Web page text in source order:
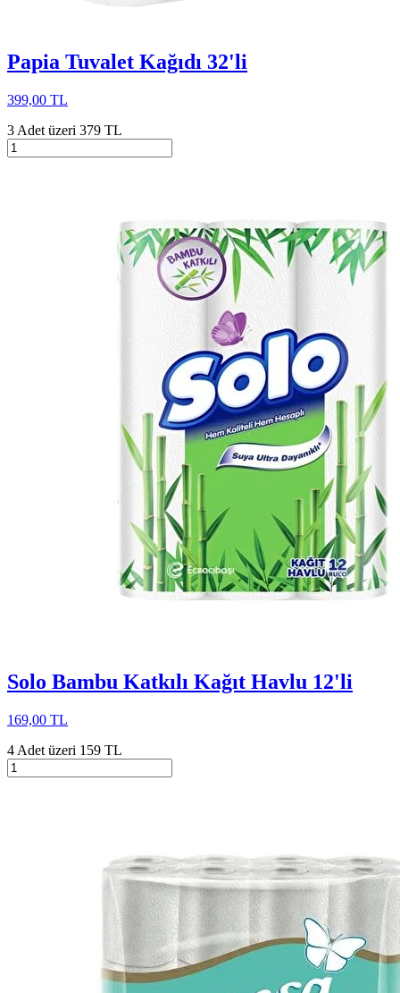
Papia Tuvalet Kağıdı 32'li
399,00 TL
3 Adet üzeri 379 TL
Solo Bambu Katkılı Kağıt Havlu 12'li
169,00 TL
4 Adet üzeri 159 TL